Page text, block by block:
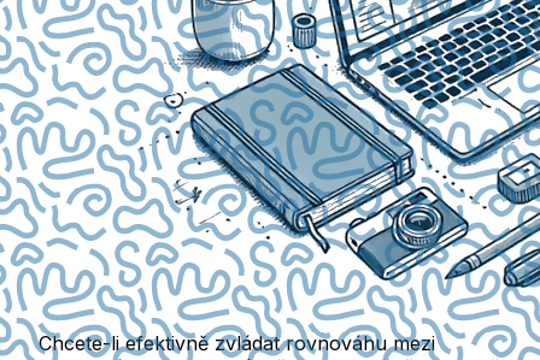
Chcete-li efektivně zvládat rovnováhu mezi